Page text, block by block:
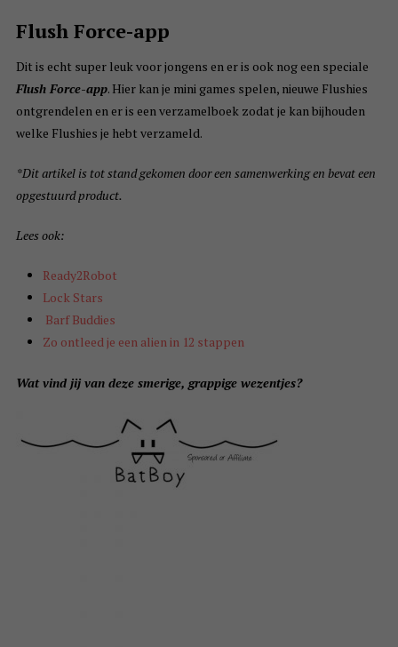
Flush Force-app
Dit is echt super leuk voor jongens en er is ook nog een speciale
Flush Force-app. Hier kan je mini games spelen, nieuwe Flushies
ontgrendelen en er is een verzamelboek zodat je kan bijhouden
welke Flushies je hebt verzameld.
*Dit artikel is tot stand gekomen door een samenwerking en bevat een
opgestuurd product.
Lees ook:
Ready2Robot
Lock Stars
Barf Buddies
Zo ontleed je een alien in 12 stappen
Wat vind jij van deze smerige, grappige wezentjes?